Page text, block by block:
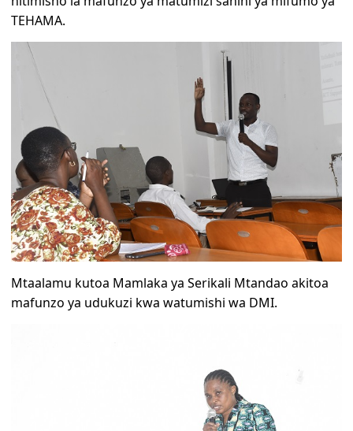
TEHAMA.
Mtaalamu kutoa Mamlaka ya Serikali Mtandao akitoa
mafunzo ya udukuzi kwa watumishi wa DMI.